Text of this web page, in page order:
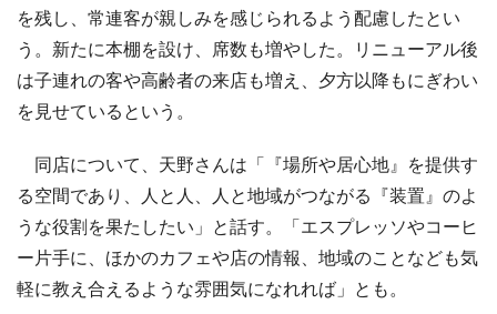
を残し、常連客が親しみを感じられるよう配慮したとい
う。新たに本棚を設け、席数も増やした。リニューアル後
は子連れの客や高齢者の来店も増え、夕方以降もにぎわい
を見せているという。
同店について、天野さんは「『場所や居心地』を提供す
る空間であり、人と人、人と地域がつながる『装置』のよ
うな役割を果たしたい」と話す。「エスプレッソやコーヒ
ー片手に、ほかのカフェや店の情報、地域のことなども気
軽に教え合えるような雰囲気になれれば」とも。